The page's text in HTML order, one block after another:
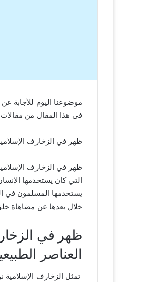
موضوعنا اليوم للأجابة
فى هذا المقال من مقالات
ظهر في الزخارف
التي كان يستخدمها
يستخدمها المسلمون في
خلال بعدها عن مضاهاة خلق
ظهر في
العناصر
تمثل الزخارف الإسلامية